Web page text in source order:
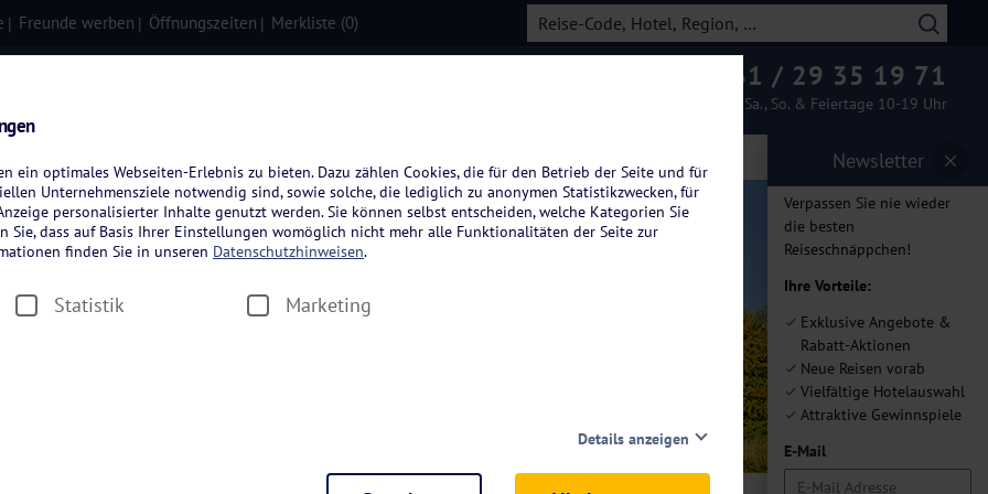
Freunde werben Öffnungszeiten Merkliste (0)
0261 / 29 35 19 71
Mo.-Fr. 08-19 Uhr / Sa., So. & Feiertage 10-19 Uhr
Newsletter
Verpassen Sie nie wieder
die besten
Reiseschnäppchen!
Ihre Vorteile:
Exklusive Angebote &
Rabatt-Aktionen
Neue Reisen vorab
Vielfältige Hotelauswahl
Attraktive Gewinnspiele
E-Mail
im Teutoburger Wald
ein optimales Webseiten-Erlebnis zu bieten. Dazu zählen Cookies, die für den Betrieb der Seite und für
Unternehmensziele notwendig sind, sowie solche, die lediglich zu anonymen Statistikzwecken, für
personalisierter Inhalte genutzt werden. Sie können selbst entscheiden, welche Kategorien Sie
Sie, dass auf Basis Ihrer Einstellungen womöglich nicht mehr alle Funktionalitäten der Seite zur
finden Sie in unseren Datenschutzhinweisen.
Statistik Marketing
Details anzeigen